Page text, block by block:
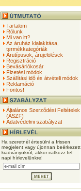
Tartalom
Rólunk
Mi van itt?
Az áruház kialakítása,
termékkategóriák
Árutípusok, árujelölések
Regisztráció
Bevásárlókosár
Fizetési módok
Szállítási idő és átvételi módok
Reklamáció
Fontos!
Általános Szerződési Feltételek
(ÁSZF)
Adatvédelmi szabályzat
Ha szeretnél értesülni a frissen
megjelent vagy újonnan beérkezett
kiadványokról, akkor iratkozz fel
napi hírlevelünkre!